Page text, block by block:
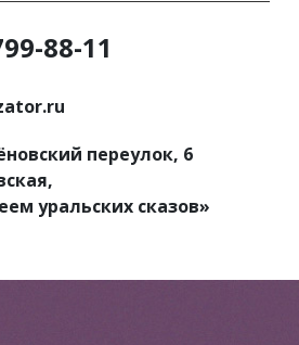
88-11
переулок, 6
уральских сказов»